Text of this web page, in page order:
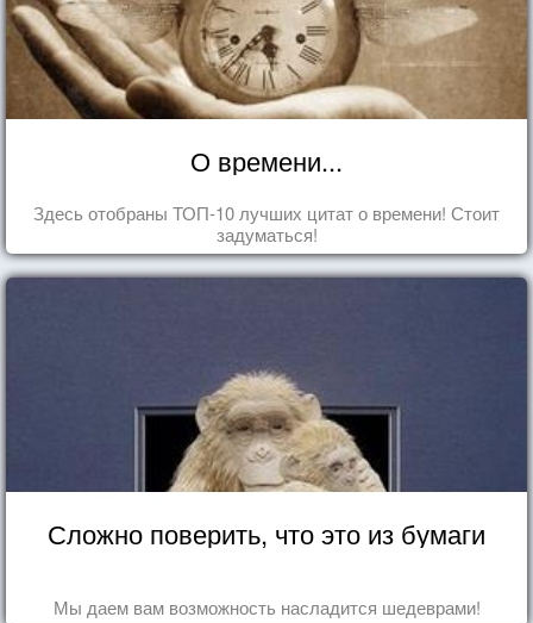
О времени...
Здесь отобраны ТОП-10 лучших цитат о времени! Стоит
задуматься!
Сложно поверить, что это из бумаги
Мы даем вам возможность насладится шедеврами!